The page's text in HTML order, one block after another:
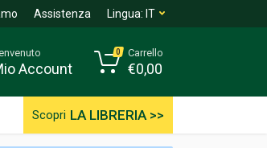
Assistenza Lingua: IT
Scopri LA LIBRERIA >>
Account
0 Carrello
€0,00